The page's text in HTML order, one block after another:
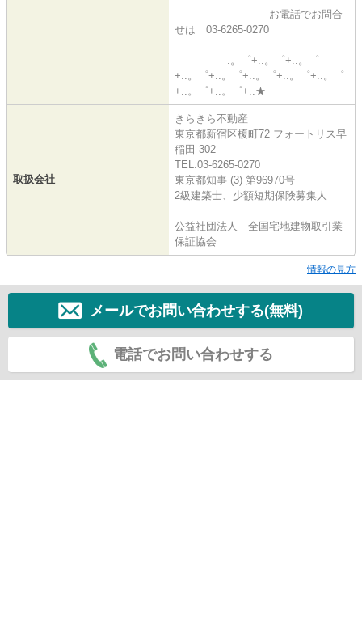
お電話でお問合
せは 03-6265-0270
.。゜+..。゜+..。゜
+..。゜+..。゜+..。゜+..。゜+..。゜
+..。゜+..。゜+..★
取扱会社
きらきら不動産
東京都新宿区榎町72 フォートリス早
稲田 302
TEL:03-6265-0270
東京都知事 (3) 第96970号
2級建築士、少額短期保険募集人
公益社団法人 全国宅地建物取引業
保証協会
情報の見方
メールでお問い合わせする(無料)
電話でお問い合わせする